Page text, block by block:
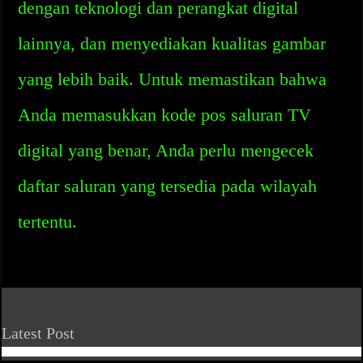
dengan teknologi dan perangkat digital
lainnya, dan menyediakan kualitas gambar
yang lebih baik. Untuk memastikan bahwa
Anda memasukkan kode pos saluran TV
digital yang benar, Anda perlu mengecek
daftar saluran yang tersedia pada wilayah
tertentu.
Latest Post